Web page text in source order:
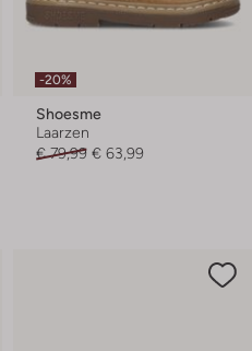
-20%
Shoesme
Laarzen
€ 79,99 € 63,99